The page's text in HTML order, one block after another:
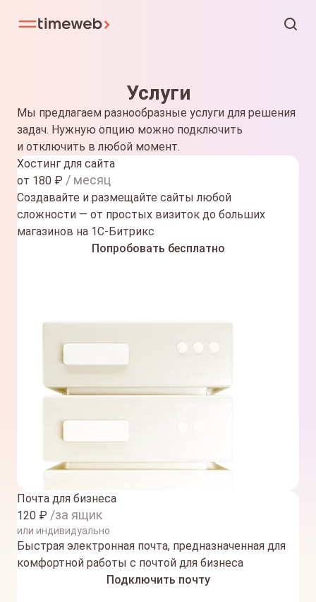
Услуги
Мы предлагаем разнообразные услуги для решения
задач. Нужную опцию можно подключить
и отключить в любой момент.
Хостинг для сайта
от 180 ₽ / месяц
Создавайте и размещайте сайты любой
сложности — от простых визиток до больших
магазинов на 1С-Битрикс
Попробовать бесплатно
Почта для бизнеса
120 ₽ /за ящик
или индивидуально
Быстрая электронная почта, предназначенная для
комфортной работы с почтой для бизнеса
Подключить почту